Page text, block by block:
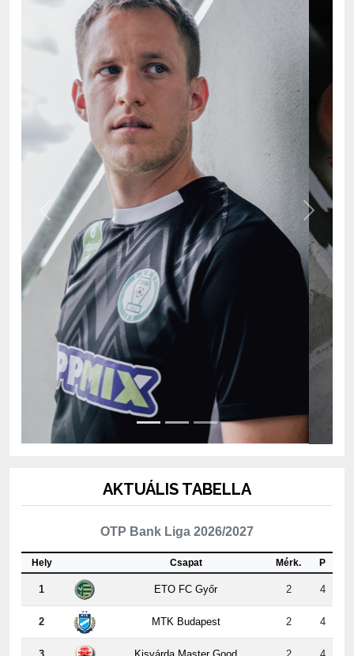
Previous Next
OTP Bank Liga 2026/2027
Csapat
1 ETO FC Győr 2 4
2 MTK Budapest 2 4
3 Kisvárda Master Good 2 4